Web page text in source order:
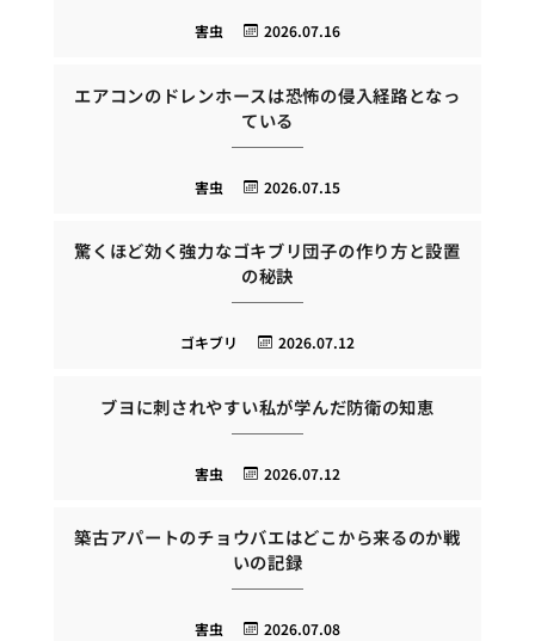
2026.07.16
害虫
エアコンのドレンホースは恐怖の侵入経路となっ
ている
2026.07.15
害虫
驚くほど効く強力なゴキブリ団子の作り方と設置
の秘訣
2026.07.12
ゴキブリ
ブヨに刺されやすい私が学んだ防衛の知恵
2026.07.12
害虫
築古アパートのチョウバエはどこから来るのか戦
いの記録
2026.07.08
害虫